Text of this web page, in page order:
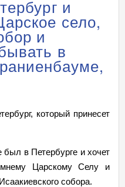
и
село,
и
в
который принесет
в Петербурге и хочет
Царскому Селу и
собора.